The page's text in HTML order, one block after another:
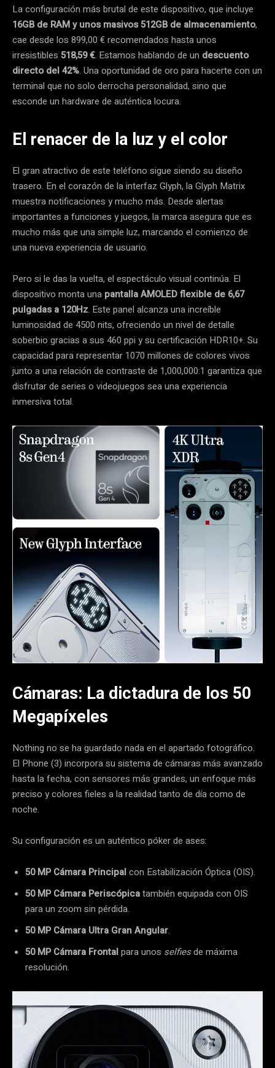
La configuración más brutal de este dispositivo, que incluye
16GB de RAM y unos masivos 512GB de almacenamiento,
cae desde los 899,00 € recomendados hasta unos
irresistibles 518,59 €. Estamos hablando de un descuento
directo del 42%. Una oportunidad de oro para hacerte con un
terminal que no solo derrocha personalidad, sino que
esconde un hardware de auténtica locura.
El renacer de la luz y el color
El gran atractivo de este teléfono sigue siendo su diseño
trasero. En el corazón de la interfaz Glyph, la Glyph Matrix
muestra notificaciones y mucho más. Desde alertas
importantes a funciones y juegos, la marca asegura que es
mucho más que una simple luz, marcando el comienzo de
una nueva experiencia de usuario.
Pero si le das la vuelta, el espectáculo visual continúa. El
dispositivo monta una pantalla AMOLED flexible de 6,67
pulgadas a 120Hz. Este panel alcanza una increíble
luminosidad de 4500 nits, ofreciendo un nivel de detalle
soberbio gracias a sus 460 ppi y su certificación HDR10+. Su
capacidad para representar 1070 millones de colores vivos
junto a una relación de contraste de 1,000,000:1 garantiza que
disfrutar de series o videojuegos sea una experiencia
inmersiva total.
Cámaras: La dictadura de los 50
Megapíxeles
Nothing no se ha guardado nada en el apartado fotográfico.
El Phone (3) incorpora su sistema de cámaras más avanzado
hasta la fecha, con sensores más grandes, un enfoque más
preciso y colores fieles a la realidad tanto de día como de
noche.
Su configuración es un auténtico póker de ases:
50 MP Cámara Principalcon Estabilización Óptica (OIS).
50 MP Cámara Periscópicatambién equipada con OIS
para un zoom sin pérdida.
50 MP Cámara Ultra Gran Angular.
50 MP Cámara Frontalpara unos selfiesde máxima
resolución.